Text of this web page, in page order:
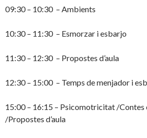
09:30 – 10:30 – Ambients
10:30 – 11:30 – Esmorzar i esbarjo
11:30 – 12:30 – Propostes d’aula
12:30 – 15:00 – Temps de menjador i
15:00 – 16:15 – Psicomotricitat /Contes
/Propostes d’aula